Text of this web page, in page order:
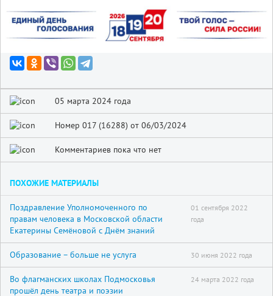
05 марта 2024 года
Номер 017 (16288) от 06/03/2024
Комментариев пока что нет
ПОХОЖИЕ МАТЕРИАЛЫ
Поздравление Уполномоченного по
правам человека в Московской области
Екатерины Семёновой с Днём знаний
01 сентября 2022
года
Образование – больше не услуга 30 июня 2022 года
Во флагманских школах Подмосковья
прошёл день театра и поэзии
24 марта 2022 года